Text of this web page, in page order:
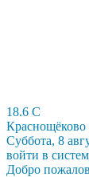
18.6 C
Краснощёково
Суббота, 8
войти в
Добро